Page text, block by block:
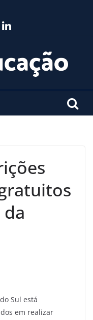
Sul está
em realizar